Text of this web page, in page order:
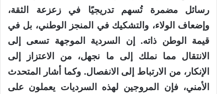
رسائل مضمرة تُسهم تدريجيًا في زعزعة الثقة،
وإضعاف الولاء، والتشكيك في المنجز الوطني، بل في
قيمة الوطن ذاته. إن السردية الموجهة تسعى إلى
الانتقال مما نملك إلى ما نجهل، من الاعتزاز إلى
الإنكار، من الارتباط إلى الانفصال. وكما أشار المتحدث
الأمني، فإن المروجين لهذه السرديات يعملون على